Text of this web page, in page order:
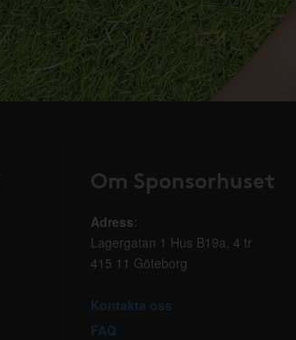
Om Sponsorhuset
Adress:
Lagergatan 1 Hus B19a, 4 tr
415 11 Göteborg
Kontakta oss
FAQ